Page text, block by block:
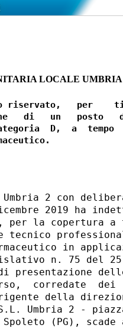
LOCALE
riservato,   per
di   un   posto
D,  a  tempo
2 con
2019 ha
la copertura a
tecnico
in
n. 75 del 25
presentazione
corredate
della
Umbria 2 -
Spoleto (PG),